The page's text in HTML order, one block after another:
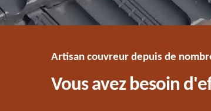
Artisan couvreur depuis de
Vous avez besoin